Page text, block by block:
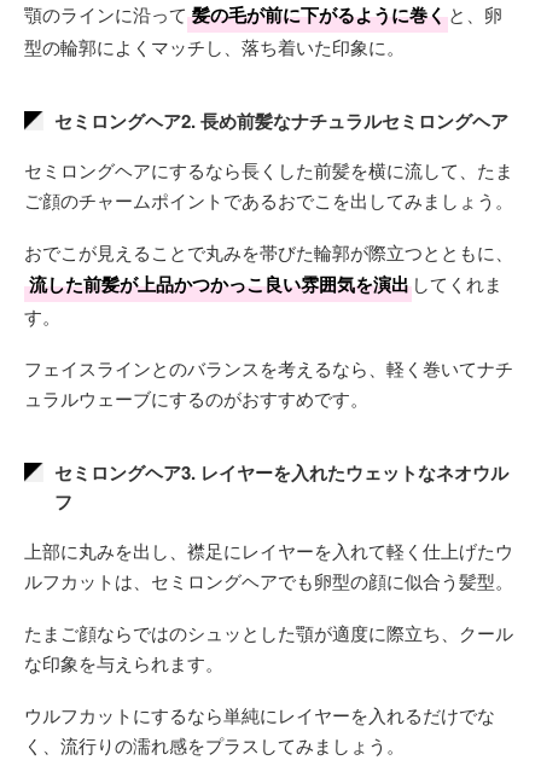
顎のラインに沿って 髪の毛が前に下がるように巻くと、卵
型の輪郭によくマッチし、落ち着いた印象に。
セミロングヘア2. 長め前髪なナチュラルセミロングヘア
セミロングヘアにするなら長くした前髪を横に流して、たま
ご顔のチャームポイントであるおでこを出してみましょう。
おでこが見えることで丸みを帯びた輪郭が際立つとともに、
流した前髪が上品かつかっこ良い雰囲気を演出 してくれま
す。
フェイスラインとのバランスを考えるなら、軽く巻いてナチ
ュラルウェーブにするのがおすすめです。
セミロングヘア3. レイヤーを入れたウェットなネオウル
フ
上部に丸みを出し、襟足にレイヤーを入れて軽く仕上げたウ
ルフカットは、セミロングヘアでも卵型の顔に似合う髪型。
たまご顔ならではのシュッとした顎が適度に際立ち、クール
な印象を与えられます。
ウルフカットにするなら単純にレイヤーを入れるだけでな
く、流行りの濡れ感をプラスしてみましょう。